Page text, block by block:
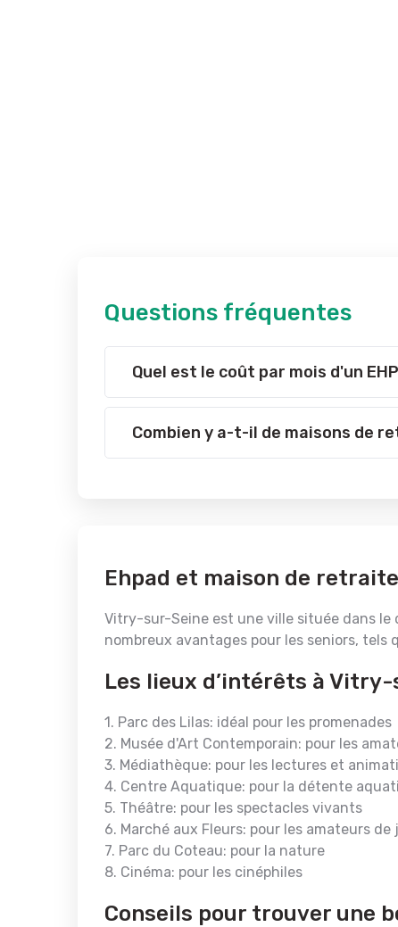
Questions fréquentes
Quel est le coût par mois d'un
Combien y a-t-il de maisons de
Ehpad et maison de
Vitry-sur-Seine est une ville située dans le
nombreux avantages pour les seniors,
Les lieux d’intérêts à
1. Parc des Lilas: idéal pour les promenades
2. Musée d'Art Contemporain: pour les
3. Médiathèque: pour les lectures et
4. Centre Aquatique: pour la détente
5. Théâtre: pour les spectacles vivants
6. Marché aux Fleurs: pour les amateurs de
7. Parc du Coteau: pour la nature
8. Cinéma: pour les cinéphiles
Conseils pour trouver une